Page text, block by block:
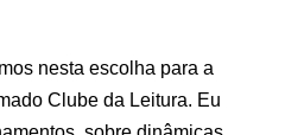
nesta escolha para a
Clube da Leitura. Eu